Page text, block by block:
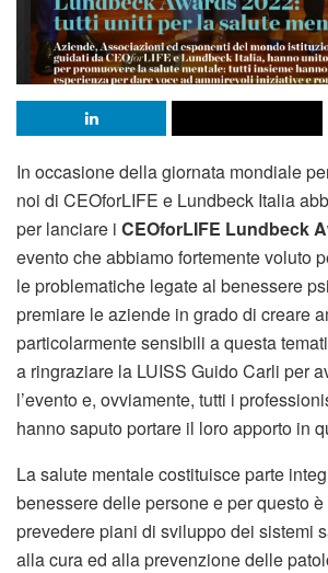
In occasione della giornata mondiale
noi di CEOforLIFE e Lundbeck Italia
per lanciare i CEOforLIFE Lundbeck
evento che abbiamo fortemente voluto
le problematiche legate al benessere
premiare le aziende in grado di creare
particolarmente sensibili a questa
a ringraziare la LUISS Guido Carli per
l’evento e, ovviamente, tutti i
hanno saputo portare il loro apporto in
La salute mentale costituisce parte
benessere delle persone e per questo
prevedere piani di sviluppo dei sistemi
alla cura ed alla prevenzione delle